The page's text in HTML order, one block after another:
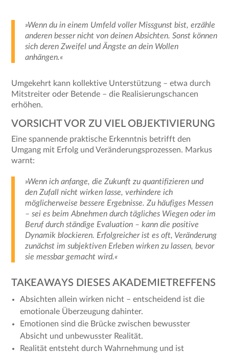
»Wenn du in einem Umfeld voller Missgunst bist, erzähle
anderen besser nicht von deinen Absichten. Sonst können
sich deren Zweifel und Ängste an dein Wollen
anhängen.«
Umgekehrt kann kollektive Unterstützung – etwa durch
Mitstreiter oder Betende – die Realisierungschancen
erhöhen.
VORSICHT VOR ZU VIEL OBJEKTIVIERUNG
Eine spannende praktische Erkenntnis betrifft den
Umgang mit Erfolg und Veränderungsprozessen. Markus
warnt:
»Wenn ich anfange, die Zukunft zu quantifizieren und
den Zufall nicht wirken lasse, verhindere ich
möglicherweise bessere Ergebnisse. Zu häufiges Messen
– sei es beim Abnehmen durch tägliches Wiegen oder im
Beruf durch ständige Evaluation – kann die positive
Dynamik blockieren. Erfolgreicher ist es oft, Veränderung
zunächst im subjektiven Erleben wirken zu lassen, bevor
sie messbar gemacht wird.«
TAKEAWAYS DIESES AKADEMIETREFFENS
Absichten allein wirken nicht – entscheidend ist die
emotionale Überzeugung dahinter.
Emotionen sind die Brücke zwischen bewusster
Absicht und unbewusster Realität.
Realität entsteht durch Wahrnehmung und ist